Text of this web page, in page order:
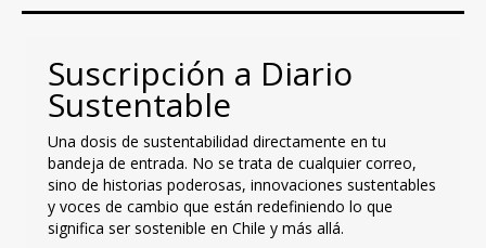
Suscripción a Diario
Sustentable
Una dosis de sustentabilidad directamente en tu
bandeja de entrada. No se trata de cualquier correo,
sino de historias poderosas, innovaciones sustentables
y voces de cambio que están redefiniendo lo que
significa ser sostenible en Chile y más allá.